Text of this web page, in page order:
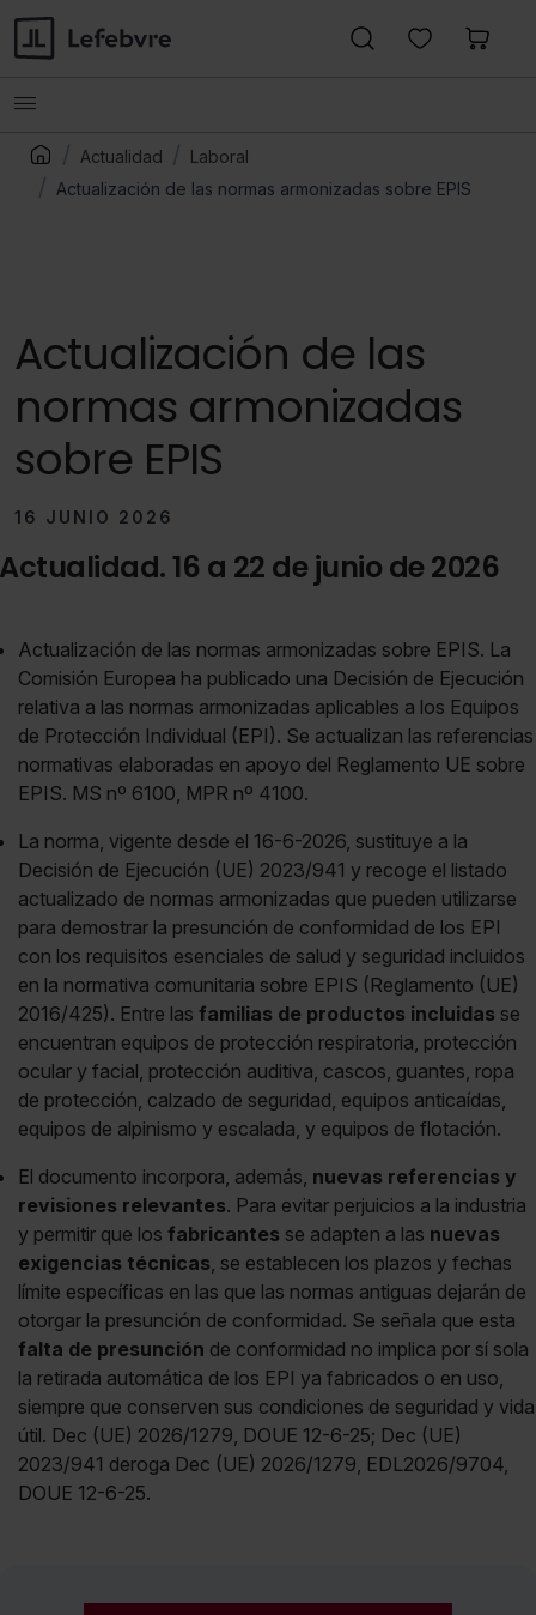
Actualidad
Laboral
Actualización de las normas armonizadas sobre EPIS
Actualización de las
normas armonizadas
sobre EPIS
16 JUNIO 2026
Actualidad. 16 a 22 de junio de 2026
Actualización de las normas armonizadas sobre EPIS. La
Comisión Europea ha publicado una Decisión de Ejecución
relativa a las normas armonizadas aplicables a los Equipos
de Protección Individual (EPI). Se actualizan las referencias
normativas elaboradas en apoyo del Reglamento UE sobre
EPIS. MS nº 6100, MPR nº 4100.
La norma, vigente desde el 16-6-2026, sustituye a la
Decisión de Ejecución (UE) 2023/941 y recoge el listado
actualizado de normas armonizadas que pueden utilizarse
para demostrar la presunción de conformidad de los EPI
con los requisitos esenciales de salud y seguridad incluidos
en la normativa comunitaria sobre EPIS (Reglamento (UE)
2016/425). Entre las familias de productos incluidas se
encuentran equipos de protección respiratoria, protección
ocular y facial, protección auditiva, cascos, guantes, ropa
de protección, calzado de seguridad, equipos anticaídas,
equipos de alpinismo y escalada, y equipos de flotación.
El documento incorpora, además, nuevas referencias y
revisiones relevantes. Para evitar perjuicios a la industria
y permitir que los fabricantes se adapten a las nuevas
exigencias técnicas, se establecen los plazos y fechas
límite específicas en las que las normas antiguas dejarán de
otorgar la presunción de conformidad. Se señala que esta
falta de presunción de conformidad no implica por sí sola
la retirada automática de los EPI ya fabricados o en uso,
siempre que conserven sus condiciones de seguridad y vida
útil. Dec (UE) 2026/1279, DOUE 12-6-25; Dec (UE)
2023/941 deroga Dec (UE) 2026/1279, EDL2026/9704,
DOUE 12-6-25.